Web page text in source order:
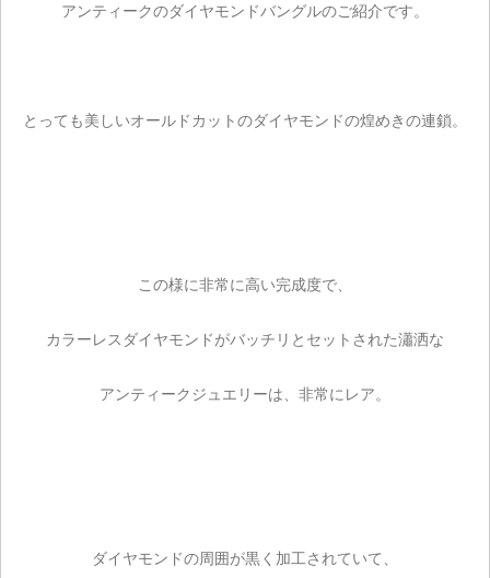
アンティークのダイヤモンドバングルのご紹介です。
とっても美しいオールドカットのダイヤモンドの煌めきの連鎖。
この様に非常に高い完成度で、
カラーレスダイヤモンドがバッチリとセットされた瀟洒な
アンティークジュエリーは、非常にレア。
ダイヤモンドの周囲が黒く加工されていて、